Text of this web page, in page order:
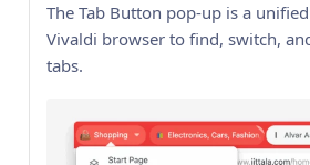
The Tab Button pop-up is a
Vivaldi browser to find, switch,
tabs.